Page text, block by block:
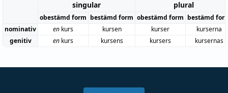
singular
plural
obestämd form bestämd form obestämd form bestämd
nominativ
en kurs kursen kurser
kurserna
genitiv
en kurs kursens kursers kursernas